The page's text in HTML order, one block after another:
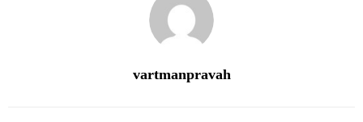
vartmanpravah